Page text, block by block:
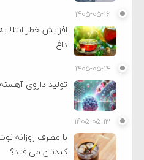
۱۴۰۵-۰۵-۱۶
افزایش خطر
داغ
۱۴۰۵-۰۵-۱۴
تولید داروی
۱۴۰۵-۰۵-۱۳
با مصرف روزانه
کبدتان می‌افتد؟